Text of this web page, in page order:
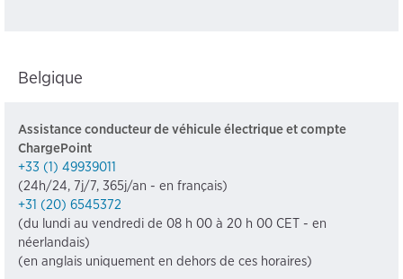
Belgique
Assistance conducteur de véhicule électrique et compte
ChargePoint
+33 (1) 49939011
(24h/24, 7j/7, 365j/an - en français)
+31 (20) 6545372
(du lundi au vendredi de 08 h 00 à 20 h 00 CET - en
néerlandais)
(en anglais uniquement en dehors de ces horaires)